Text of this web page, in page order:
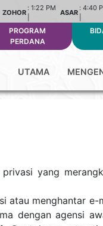
ZOHOR
: 1:22 PM
ASAR
: 4:40
PROGRAM
PERDANA
UTAMA
yang
atau menghantar
dengan agensi